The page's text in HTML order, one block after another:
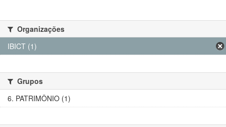
Organizações
IBICT (1)
Grupos
6. PATRIMÔNIO (1)